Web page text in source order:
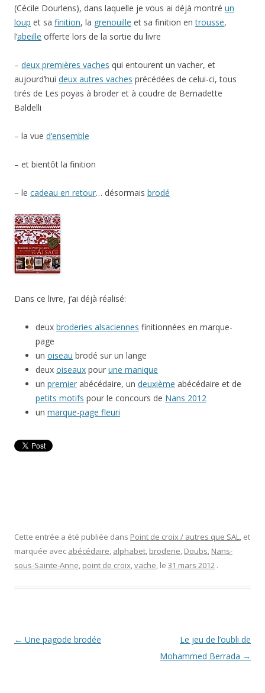
(Cécile Dourlens), dans laquelle je vous ai déjà montré un
loup et sa finition, la grenouille et sa finition entrousse,
l’abeille offerte lors de la sortie du livre
– deux premières vaches qui entourent un vacher, et
aujourd’hui deux autres vaches précédées de celui-ci, tous
tirés de Les poyas à broder et à coudre de Bernadette
Baldelli
– la vue d’ensemble
– et bientôt la finition
– le cadeau en retour… désormais brodé
Dans ce livre, j’ai déjà réalisé:
deux broderies alsaciennes finitionnées en marque-
page
un oiseau brodé sur un lange
deux oiseaux pour une manique
un premier abécédaire, un deuxième abécédaire et de
petits motifs pour le concours de Nans 2012
un marque-page fleuri
Cette entrée a été publiée dans Point de croix / autres que SAL, et
marquée avec abécédaire, alphabet, broderie, Doubs, Nans-
sous-Sainte-Anne, point de croix,vache, le 31 mars 2012 .
Navigation
← Une pagode brodée
Le jeu de l’oubli de
Mohammed Berrada →